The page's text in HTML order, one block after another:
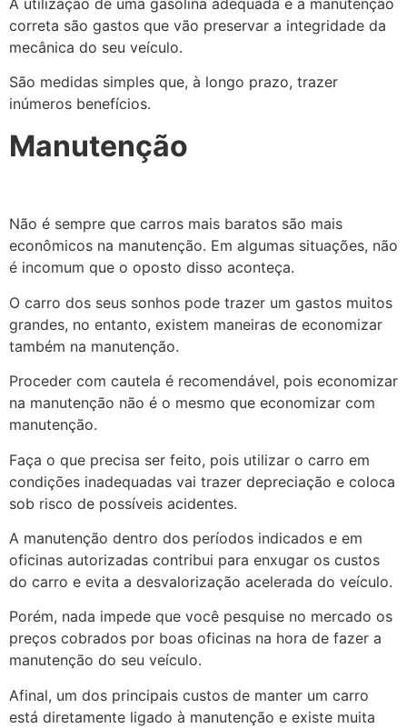
correta são gastos que vão preservar a integridade da
mecânica do seu veículo.
São medidas simples que, à longo prazo, trazer
inúmeros benefícios.
Manutenção
Não é sempre que carros mais baratos são mais
econômicos na manutenção. Em algumas situações, não
é incomum que o oposto disso aconteça.
O carro dos seus sonhos pode trazer um gastos muitos
grandes, no entanto, existem maneiras de economizar
também na manutenção.
Proceder com cautela é recomendável, pois economizar
na manutenção não é o mesmo que economizar com
manutenção.
Faça o que precisa ser feito, pois utilizar o carro em
condições inadequadas vai trazer depreciação e coloca
sob risco de possíveis acidentes.
A manutenção dentro dos períodos indicados e em
oficinas autorizadas contribui para enxugar os custos
do carro e evita a desvalorização acelerada do veículo.
Porém, nada impede que você pesquise no mercado os
preços cobrados por boas oficinas na hora de fazer a
manutenção do seu veículo.
Afinal, um dos principais custos de manter um carro
está diretamente ligado à manutenção e existe muita